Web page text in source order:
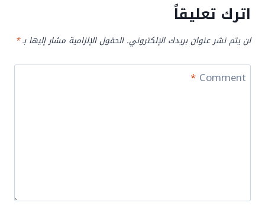
اترك تعليقاً
لن يتم نشر عنوان بريدك الإلكتروني. الحقول الإلزامية مشار إليها بـ*
Comment
*